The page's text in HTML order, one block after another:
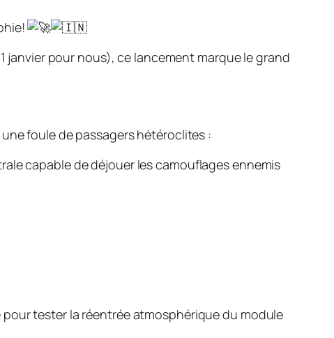
janvier pour nous), ce lancement marque le grand
foule de passagers hétéroclites :
capable de déjouer les camouflages ennemis
tester la réentrée atmosphérique du module